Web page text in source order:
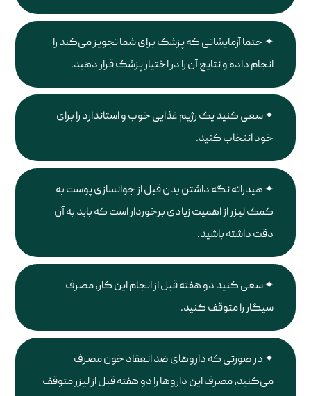
حتما آزمایشاتی که پزشک برای شما تجویز می‌کند را
انجام داده و نتایج آن را در اختیار پزشک قرار دهید.
سعی کنید یک رژیم غذایی خوب و استاندارد را برای
خود انتخاب کنید.
هیدراته نگه داشتن بدن قبل از جوانسازی پوست به
کمک لیزر از اهمیت زیادی برخوردار است که باید به آن
دقت داشته باشید.
سعی کنید دو هفته قبل از انجام این کار، مصرف
سیگار را متوقف کنید.
در صورتی که داروهای ضد انعقاد خون مصرف
می‌کنید، مصرف این داروها را دو هفته قبل از لیزر متوقف